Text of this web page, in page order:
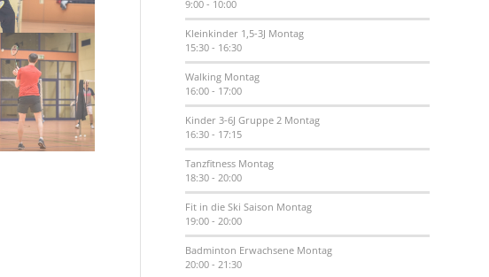
9:00 - 10:00
Kleinkinder 1,5-3J Montag
15:30 - 16:30
Walking Montag
16:00 - 17:00
Kinder 3-6J Gruppe 2 Montag
16:30 - 17:15
Tanzfitness Montag
18:30 -20:00
Fit in die Ski Saison Montag
19:00 -20:00
Badminton Erwachsene Montag
20:00 -21:30